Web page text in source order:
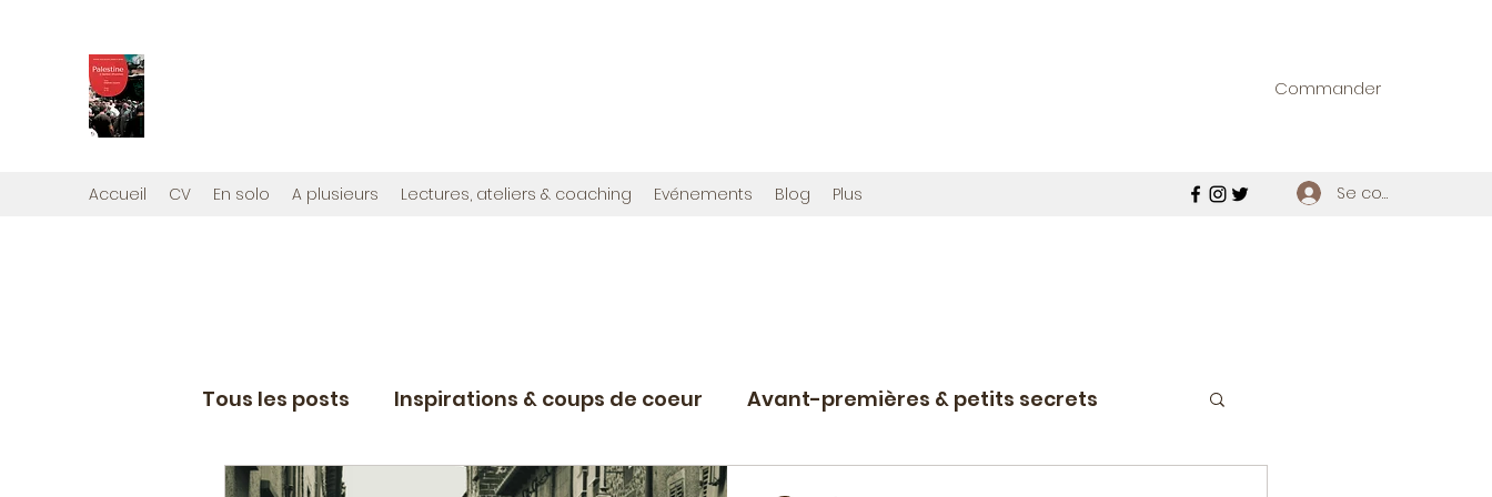
Commander
Accueil CV En solo A plusieurs Lectures, ateliers & coaching Evénements Blog Plus Se connecter
Tous les posts Inspirations & coups de coeur Avant-premières & petits secrets
Eléments de coaching Projets d'écriture en cours